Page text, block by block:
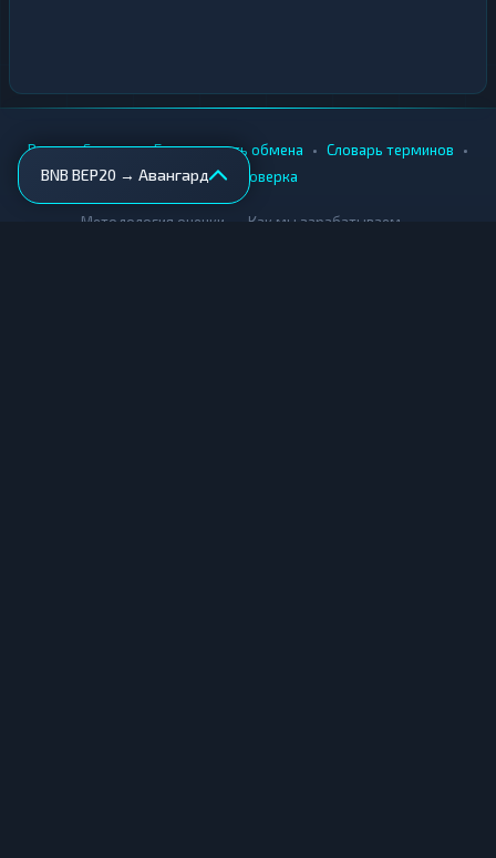
BNB BEP20 → Авангард
Вики • Города • Безопасность обмена • Словарь терминов •
AML-проверка
Методология оценки Как мы зарабатываем